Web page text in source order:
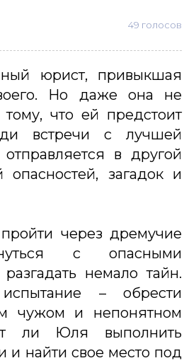
49 голосов
юрист, привыкшая
Но даже она не
что ей предстоит
встречи с лучшей
в другой
загадок и
через дремучие
с опасными
немало тайн.
– обрести
чужом и непонятном
ли Юля выполнить
и найти свое место под